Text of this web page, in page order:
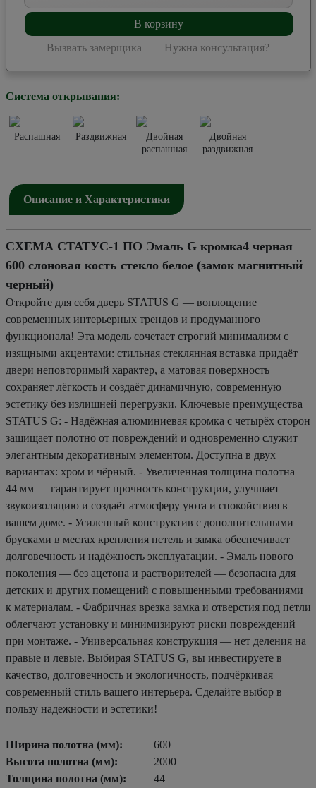
В корзину
Вызвать замерщика
Нужна консультация?
Система открывания:
Распашная Раздвижная
Двойная
распашная
Двойная
раздвижная
Описание и Характеристики
СХЕМА СТАТУС-1 ПО Эмаль G кромка4 черная
600 слоновая кость стекло белое (замок магнитный
черный)
Откройте для себя дверь STATUS G — воплощение
современных интерьерных трендов и продуманного
функционала! Эта модель сочетает строгий минимализм с
изящными акцентами: стильная стеклянная вставка придаёт
двери неповторимый характер, а матовая поверхность
сохраняет лёгкость и создаёт динамичную, современную
эстетику без излишней перегрузки. Ключевые преимущества
STATUS G: - Надёжная алюминиевая кромка с четырёх сторон
защищает полотно от повреждений и одновременно служит
элегантным декоративным элементом. Доступна в двух
вариантах: хром и чёрный. - Увеличенная толщина полотна —
44 мм — гарантирует прочность конструкции, улучшает
звукоизоляцию и создаёт атмосферу уюта и спокойствия в
вашем доме. - Усиленный конструктив с дополнительными
брусками в местах крепления петель и замка обеспечивает
долговечность и надёжность эксплуатации. - Эмаль нового
поколения — без ацетона и растворителей — безопасна для
детских и других помещений с повышенными требованиями
к материалам. - Фабричная врезка замка и отверстия под петли
облегчают установку и минимизируют риски повреждений
при монтаже. - Универсальная конструкция — нет деления на
правые и левые. Выбирая STATUS G, вы инвестируете в
качество, долговечность и экологичность, подчёркивая
современный стиль вашего интерьера. Сделайте выбор в
пользу надежности и эстетики!
Ширина полотна (мм):
600
Высота полотна (мм):
2000
Толщина полотна (мм):
44